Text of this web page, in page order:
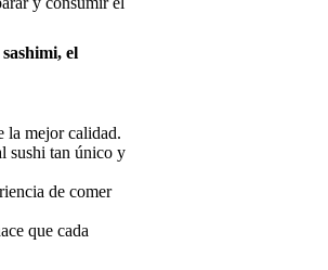
el
la mejor calidad.
sushi tan único y
de comer
que cada